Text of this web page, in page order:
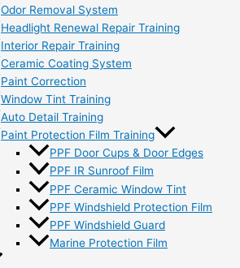
Odor Removal System
Headlight Renewal Repair Training
Interior Repair Training
Ceramic Coating System
Paint Correction
Window Tint Training
Auto Detail Training
Paint Protection Film Training
PPF Door Cups & Door Edges
PPF IR Sunroof Film
PPF Ceramic Window Tint
PPF Windshield Protection Film
PPF Windshield Guard
Marine Protection Film